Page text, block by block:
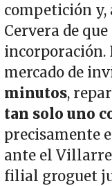
competición y,
Cervera de
incorporación.
mercado de
minutos,
tan solo uno
precisamente
ante el
filial groguet